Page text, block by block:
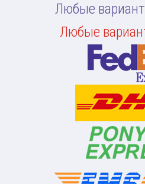
Любые
Любые